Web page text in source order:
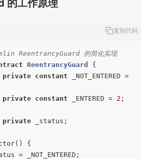
的工作原理
复制代码
ReentrancyGuard 的简化实现
ReentrancyGuard
{
private constant
private constant _ENTERED = 2 ;
private _status;